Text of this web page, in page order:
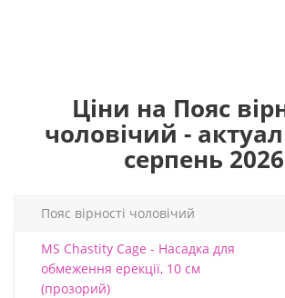
Ціни на Пояс
чоловічий -
серпень 2026
Пояс вірності чоловічий
MS Chastity Cage - Насадка для
обмеження ерекції, 10 см
(прозорий)